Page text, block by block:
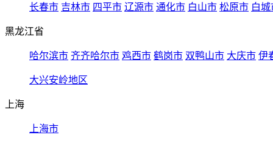
长春市 吉林市 四平市 辽源市 通化市 白山市 松原市 白城
黑龙江省
哈尔滨市 齐齐哈尔市 鸡西市 鹤岗市 双鸭山市 大庆市 伊
大兴安岭地区
上海
上海市